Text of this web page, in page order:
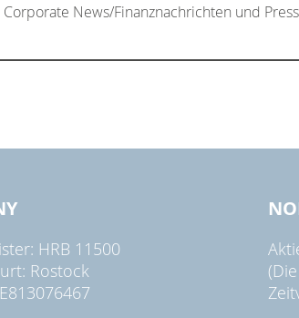
News/Finanznachrichten und
HRB 11500
Rostock